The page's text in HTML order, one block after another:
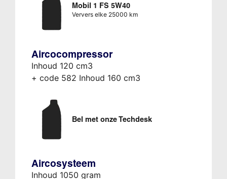
Mobil 1 FS 5W40
Ververs elke 25000 km
Aircocompressor
Inhoud 120 cm3
+ code 582 Inhoud 160 cm3
Bel met onze Techdesk
Aircosysteem
Inhoud 1050 gram